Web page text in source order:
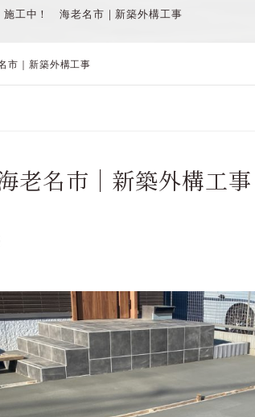
施工中！ 海老名市｜新築外構工事
市｜新築外構工事
老名市｜新築外構工事